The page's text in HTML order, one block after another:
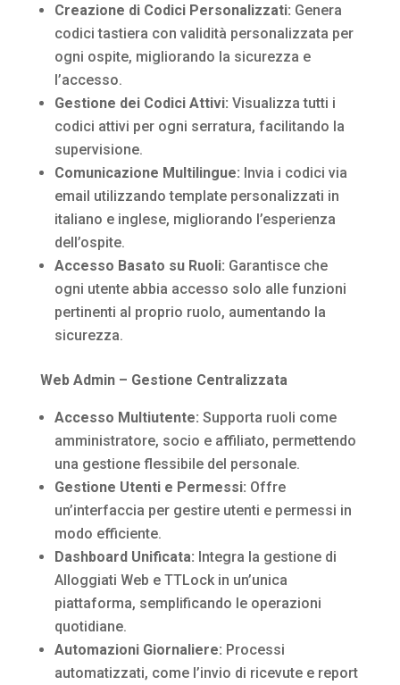
Creazione di Codici Personalizzati: Genera
codici tastiera con validità personalizzata per
ogni ospite, migliorando la sicurezza e
l’accesso.
Gestione dei Codici Attivi: Visualizza tutti i
codici attivi per ogni serratura, facilitando la
supervisione.
Comunicazione Multilingue: Invia i codici via
email utilizzando template personalizzati in
italiano e inglese, migliorando l’esperienza
dell’ospite.
Accesso Basato su Ruoli: Garantisce che
ogni utente abbia accesso solo alle funzioni
pertinenti al proprio ruolo, aumentando la
sicurezza.
Web Admin – Gestione Centralizzata
Accesso Multiutente: Supporta ruoli come
amministratore, socio e affiliato, permettendo
una gestione flessibile del personale.
Gestione Utenti e Permessi: Offre
un’interfaccia per gestire utenti e permessi in
modo efficiente.
Dashboard Unificata: Integra la gestione di
Alloggiati Web e TTLock in un’unica
piattaforma, semplificando le operazioni
quotidiane.
Automazioni Giornaliere: Processi
automatizzati, come l’invio di ricevute e report